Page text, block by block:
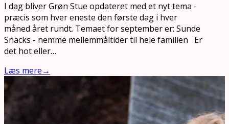
I dag bliver Grøn Stue opdateret med et nyt tema -
præcis som hver eneste den første dag i hver
måned året rundt. Temaet for september er: Sunde
Snacks - nemme mellemmåltider til hele familien Er
det hot eller…
Læs mere→